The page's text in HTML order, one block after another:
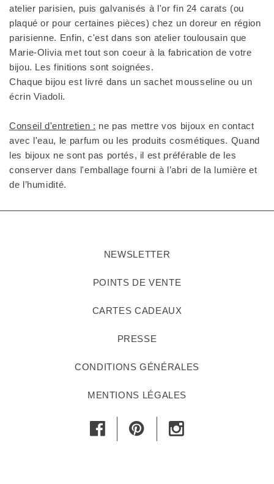
atelier parisien, puis galvanisés à l'or fin 24 carats (ou
plaqué or pour certaines pièces) chez un doreur en région
parisienne. Enfin, c'est dans son atelier toulousain que
Marie-Olivia met tout son coeur à la fabrication de votre
bijou. Les finitions sont soignées.
Chaque bijou est livré dans un sachet mousseline ou un
écrin Viadoli.
Conseil d'entretien : ne pas mettre vos bijoux en contact
avec l'eau, le parfum ou les produits cosmétiques. Quand
les bijoux ne sont pas portés, il est préférable de les
conserver dans l'emballage fourni à l’abri de la lumière et
de l’humidité.
NEWSLETTER
POINTS DE VENTE
CARTES CADEAUX
PRESSE
CONDITIONS GÉNÉRALES
MENTIONS LÉGALES